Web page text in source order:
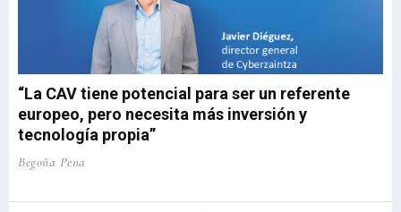
“La CAV tiene potencial para ser un referente
europeo, pero necesita más inversión y
tecnología propia”
Begoña Pena